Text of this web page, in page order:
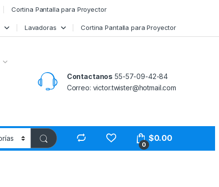
Cortina Pantalla para Proyector
Lavadoras Cortina Pantalla para Proyector
Contactanos 55-57-09-42-84
Correo: victor.twister@hotmail.com
0
$0.00